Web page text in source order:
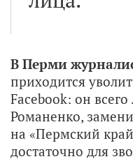
В Перми
приходится
Facebook: он
Романенко,
на «Пермский
достаточно для